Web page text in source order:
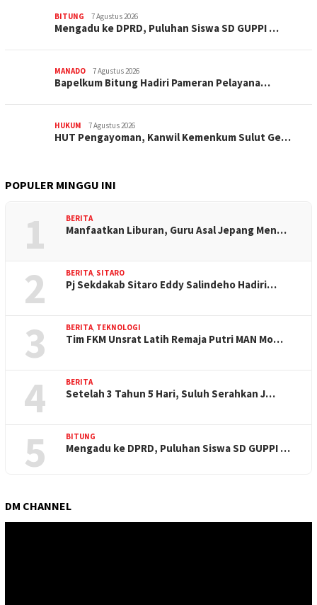
BITUNG 7 Agustus 2026
Mengadu ke DPRD, Puluhan Siswa SD GUPPI …
MANADO 7 Agustus 2026
‎Bapelkum Bitung Hadiri Pameran Pelayana…
HUKUM 7 Agustus 2026
HUT Pengayoman, Kanwil Kemenkum Sulut Ge…
POPULER MINGGU INI
1 BERITA
Manfaatkan Liburan, Guru Asal Jepang Men…
2 BERITA, SITARO
Pj Sekdakab Sitaro Eddy Salindeho Hadiri…
3 BERITA, TEKNOLOGI
Tim FKM Unsrat Latih Remaja Putri MAN Mo…
4 BERITA
Setelah 3 Tahun 5 Hari, Suluh Serahkan J…
5 BITUNG
Mengadu ke DPRD, Puluhan Siswa SD GUPPI …
DM CHANNEL